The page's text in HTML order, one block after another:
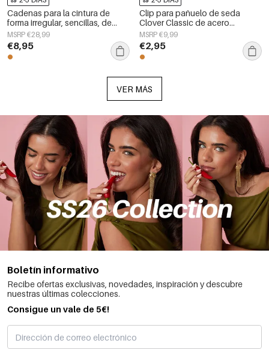
Cadenas para la cintura de
forma irregular, sencillas, de
acero inoxidable, accesorios de
uso diario.
MSRP €28,99
€8,95
Clip para pañuelo de seda
Clover Classic de acero
inoxidable para uso diario
MSRP €9,99
€2,95
VER MÁS
Boletín informativo
Recibe ofertas exclusivas, novedades, inspiración y descubre
nuestras últimas colecciones.
Consigue un vale de 5€!